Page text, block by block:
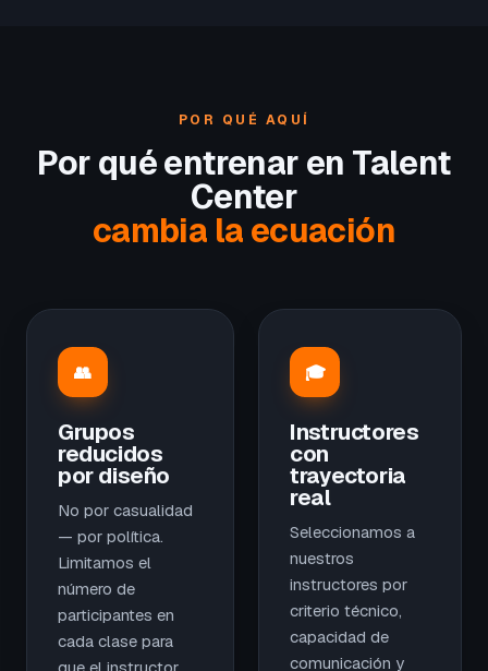
POR QUÉ AQUÍ
Por qué entrenar en Talent
Center
cambia la ecuación
👥
Grupos
reducidos
por diseño
No por casualidad
— por política.
Limitamos el
número de
participantes en
cada clase para
🎓
Instructores
con
trayectoria
real
Seleccionamos a
nuestros
instructores por
criterio técnico,
capacidad de
comunicación y